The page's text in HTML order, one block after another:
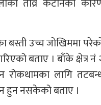
तीव्र कटानका
बस्ती उच्च जोखिममा
बताए । बाँके क्षेत्र नं
लागि
हुन नसकेको बताए ।